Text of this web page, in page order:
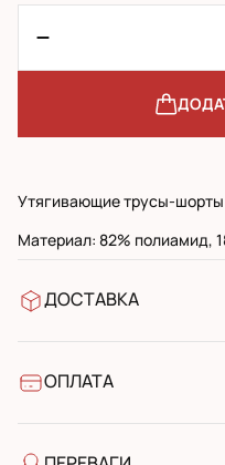
Утягивающие трусы-шорты
Материал: 82% полиамид,
ДОСТАВКА
УкрПошта стандарт
ОПЛАТА
Банківський переказ